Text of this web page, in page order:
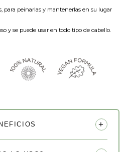
para peinarlas y mantenerlas en su lugar
y se puede usar en todo tipo de cabello.
+